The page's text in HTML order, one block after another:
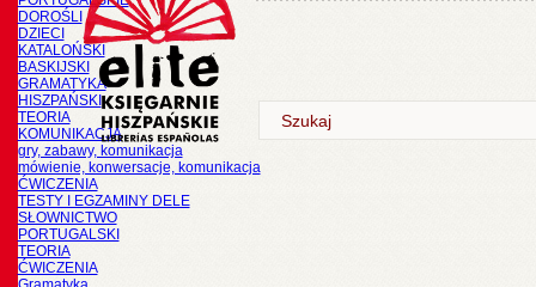
DOROŚLI
DZIECI
KATALOŃSKI
BASKIJSKI
GRAMATYKA
HISZPAŃSKI
TEORIA
KOMUNIKACJA
gry, zabawy, komunikacja
mówienie, konwersacje, komunikacja
ĆWICZENIA
TESTY I EGZAMINY DELE
SŁOWNICTWO
PORTUGALSKI
TEORIA
ĆWICZENIA